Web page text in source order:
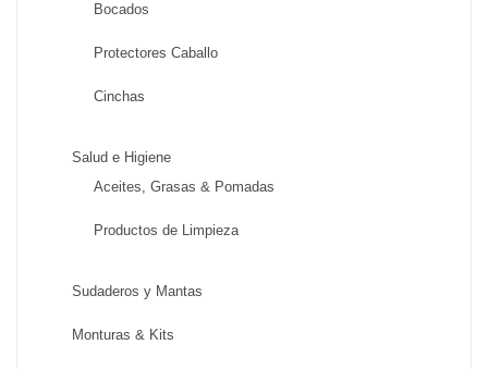
Bocados
Protectores Caballo
Cinchas
Salud e Higiene
Aceites, Grasas & Pomadas
Productos de Limpieza
Sudaderos y Mantas
Monturas & Kits